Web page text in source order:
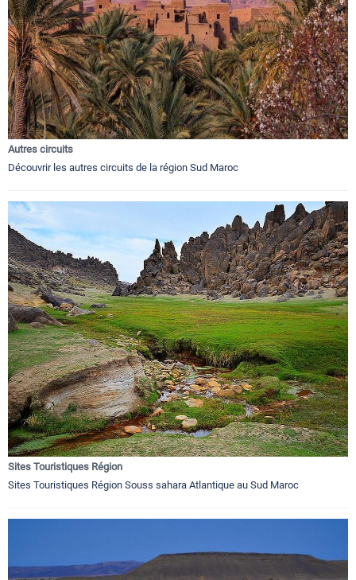
Autres circuits
Découvrir les autres circuits de la région Sud Maroc
Sites Touristiques Région
Sites Touristiques Région Souss sahara Atlantique au Sud Maroc